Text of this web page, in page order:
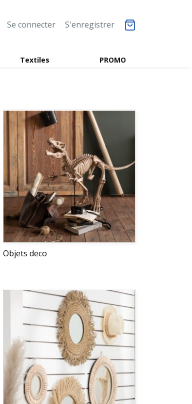
Se connecter S'enregistrer
PROMO
Textiles
Objets deco